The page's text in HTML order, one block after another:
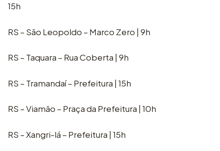
15h
RS – São Leopoldo – Marco Zero | 9h
RS – Taquara – Rua Coberta | 9h
RS – Tramandaí – Prefeitura | 15h
RS – Viamão – Praça da Prefeitura | 10h
RS – Xangri-lá – Prefeitura | 15h